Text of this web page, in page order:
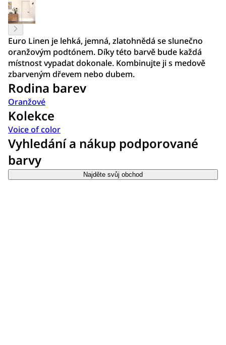
Euro Linen je lehká, jemná, zlatohnědá se slunečno
oranžovým podtónem. Díky této barvě bude každá
místnost vypadat dokonale. Kombinujte ji s medově
zbarveným dřevem nebo dubem.
Rodina barev
Oranžové
Kolekce
Voice of color
Vyhledání a nákup podporované
barvy
Najděte svůj obchod